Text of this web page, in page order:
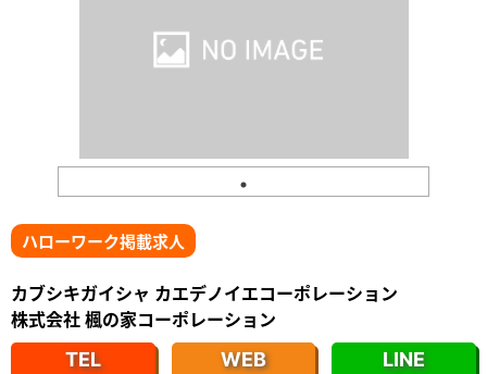
ハローワーク掲載求人
カブシキガイシャ カエデノイエコーポレーション
株式会社 楓の家コーポレーション
TEL
WEB
LINE